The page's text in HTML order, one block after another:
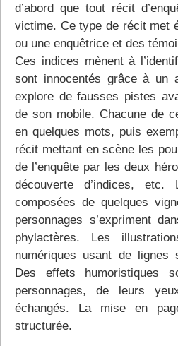
d’abord que tout récit
victime. Ce type de récit met
ou une enquêtrice et des
Ces indices mènent à
sont innocentés grâce à un
explore de fausses pistes
de son mobile. Chacune de
en quelques mots, puis
récit mettant en scène les
de l’enquête par les deux
découverte d’indices,
composées de quelques
personnages s’expriment
phylactères. Les
numériques usant de lignes
Des effets humoristiques
personnages, de leurs
échangés. La mise en
structurée.